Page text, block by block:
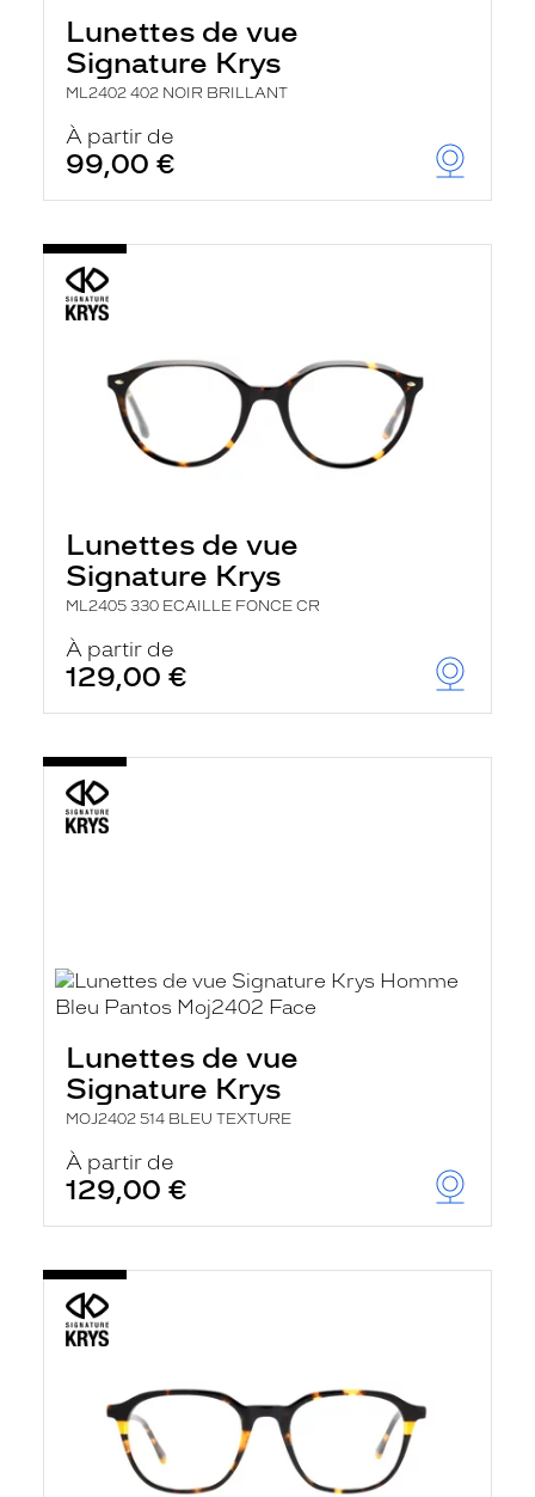
Lunettes de vue
Signature Krys
ML2402 402 NOIR BRILLANT
À partir de
99,00 €
Lunettes de vue
Signature Krys
ML2405 330 ECAILLE FONCE CR
À partir de
129,00 €
Lunettes de vue
Signature Krys
MOJ2402 514 BLEU TEXTURE
À partir de
129,00 €